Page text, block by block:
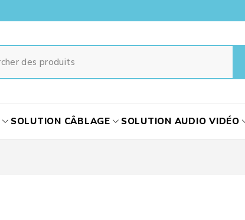
SOLUTION CÂBLAGE SOLUTION AUDIO VIDÉO